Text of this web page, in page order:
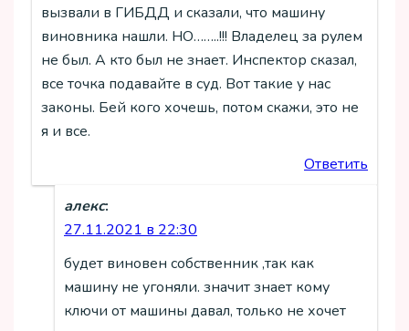
вызвали в ГИБДД и сказали, что машину
виновника нашли. НО……..!!! Владелец за рулем
не был. А кто был не знает. Инспектор сказал,
все точка подавайте в суд. Вот такие у нас
законы. Бей кого хочешь, потом скажи, это не
я и все.
Ответить
алекс:
27.11.2021 в 22:30
будет виновен собственник ,так как
машину не угоняли. значит знает кому
ключи от машины давал, только не хочет